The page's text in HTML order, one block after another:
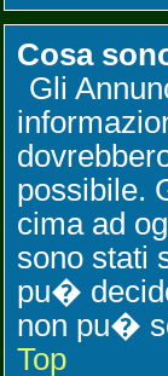
Cosa
Gli
possibile.
cima ad
sono stati
pu�
non pu�
Top